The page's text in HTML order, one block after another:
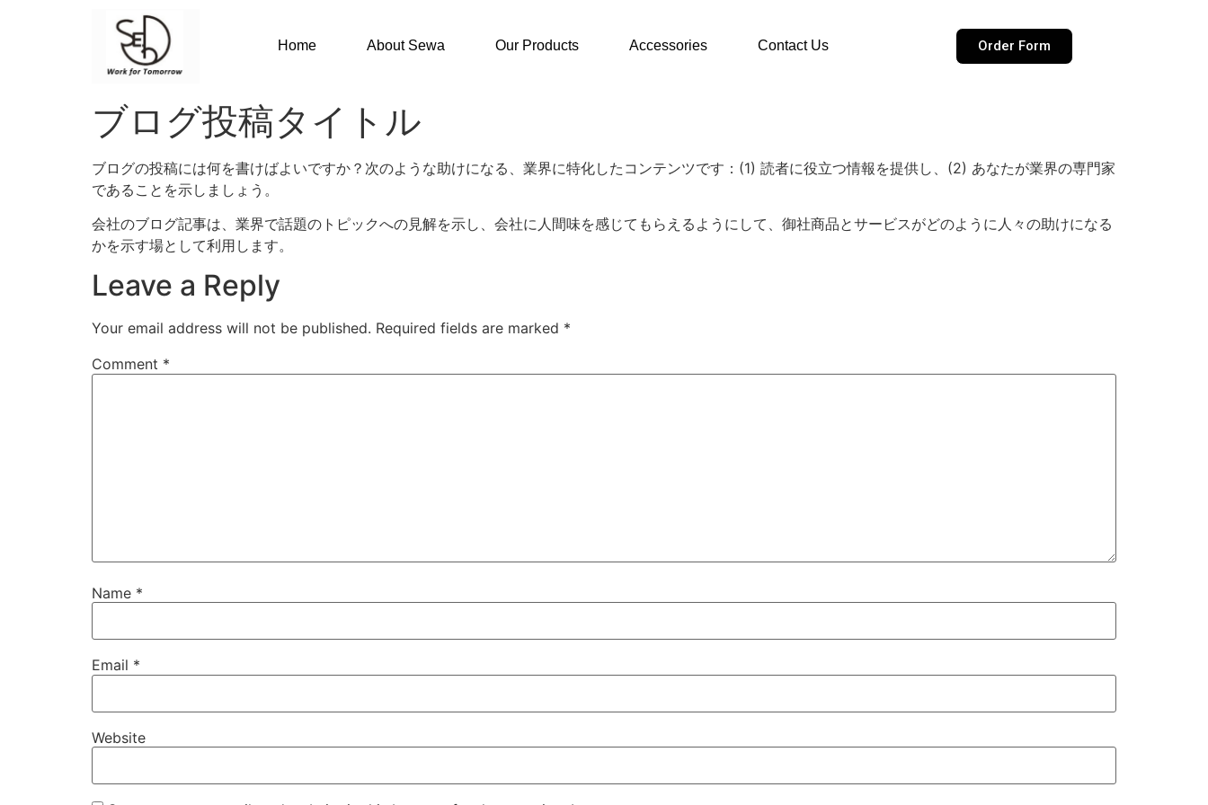
Home About Sewa Our Products Accessories Contact Us Order Form
ブログ投稿タイトル
ブログの投稿には何を書けばよいですか？次のような助けになる、業界に特化したコンテンツです：(1) 読者に役立つ情報を提供し、(2) あなたが業界の専門家
であることを示しましょう。
会社のブログ記事は、業界で話題のトピックへの見解を示し、会社に人間味を感じてもらえるようにして、御社商品とサービスがどのように人々の助けになる
かを示す場として利用します。
Leave a Reply
Your email address will not be published. Required fields are marked *
Comment *
Name *
Email *
Website